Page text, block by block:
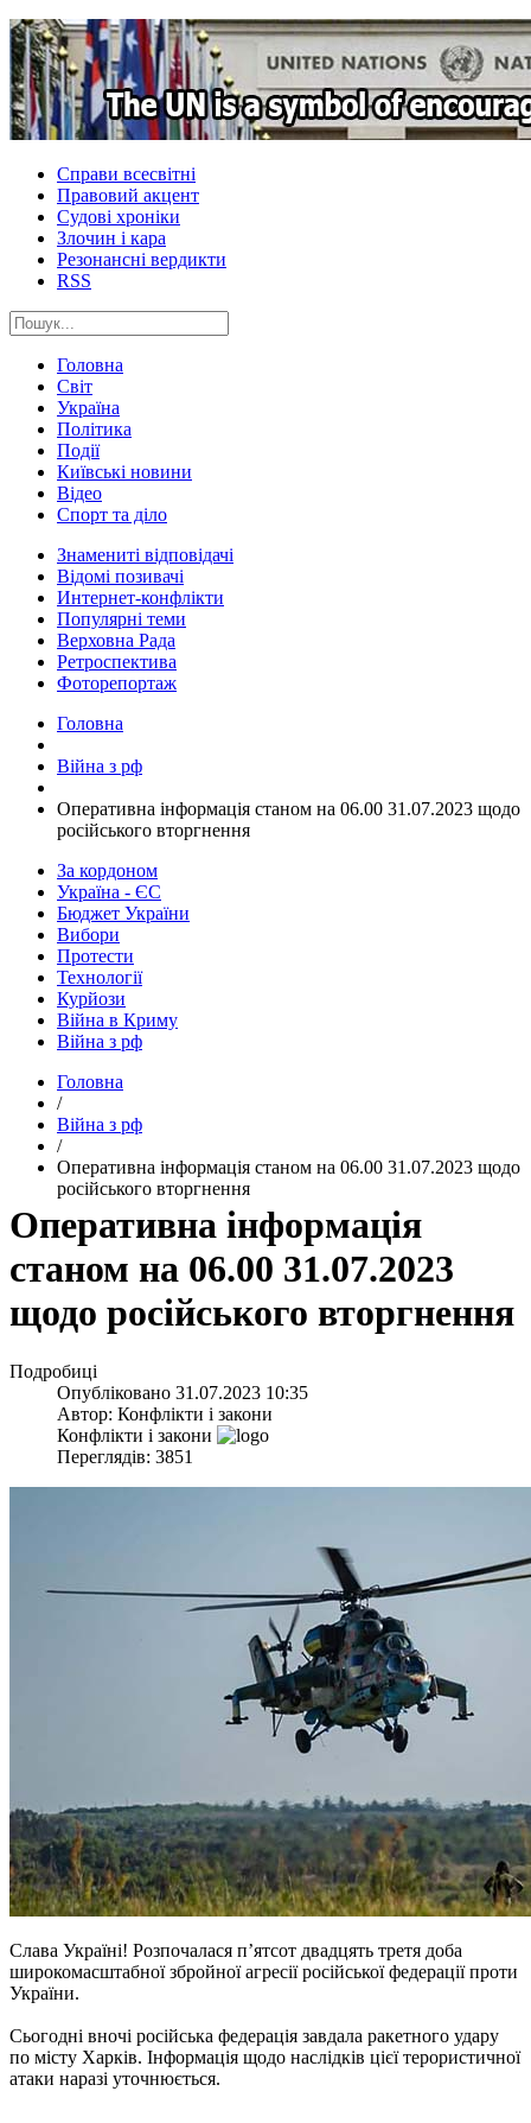
Справи всесвітні
Правовий акцент
Судові хроніки
Злочин і кара
Резонансні вердикти
RSS
Головна
Світ
Україна
Політика
Події
Київські новини
Відео
Спорт та діло
Знамениті відповідачі
Відомі позивачі
Интернет-конфлікти
Популярні теми
Верховна Рада
Ретроспектива
Фоторепортаж
Головна
Війна з рф
​Оперативна інформація станом на 06.00 31.07.2023 щодо
російського вторгнення
За кордоном
Україна - ЄС
Бюджет України
Вибори
Протести
Технології
Курйози
Війна в Криму
Війна з рф
Головна
/
Війна з рф
/
​Оперативна інформація станом на 06.00 31.07.2023 щодо
російського вторгнення
​Оперативна інформація
станом на 06.00 31.07.2023
щодо російського вторгнення
Подробиці
Опубліковано 31.07.2023 10:35
Автор: Конфлікти і закони
Конфлікти і закони
Переглядів: 3851
Слава Україні! Розпочалася п’ятсот двадцять третя доба
широкомасштабної збройної агресії російської федерації проти
України.
Сьогодні вночі російська федерація завдала ракетного удару
по місту Харків. Інформація щодо наслідків цієї терористичної
атаки наразі уточнюється.